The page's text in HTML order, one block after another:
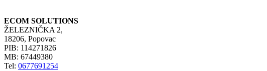
ECOM SOLUTIONS
ŽELEZNIČKA 2,
18206, Popovac
PIB: 114271826
MB: 67449380
Tel: 0677691254